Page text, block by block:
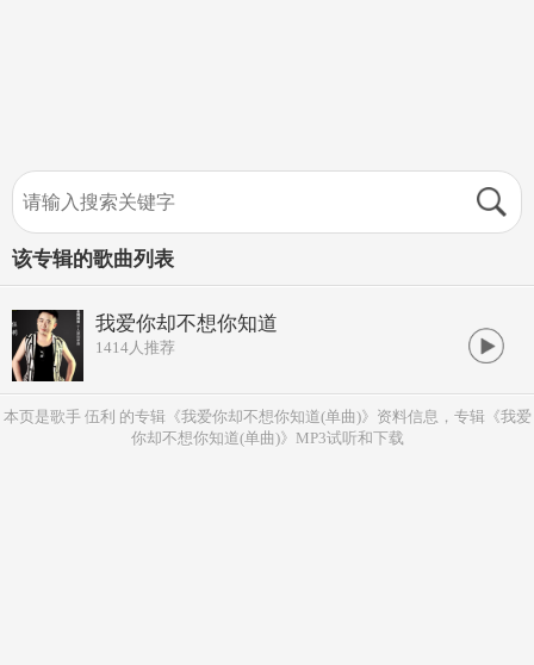
该专辑的歌曲列表
我爱你却不想你知道
1414人推荐
本页是歌手 伍利 的专辑《我爱你却不想你知道(单曲)》资料信息，专辑《我爱
你却不想你知道(单曲)》MP3试听和下载